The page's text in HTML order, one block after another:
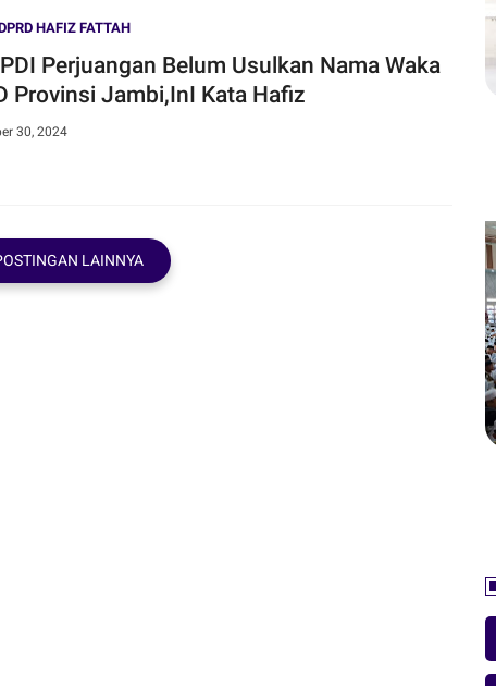
HAFIZ FATTAH
Perjuangan Belum Usulkan Nama Waka
Provinsi Jambi,InI Kata Hafiz
30, 2024
LAINNYA